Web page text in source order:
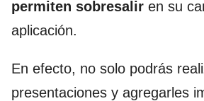
permiten sobresalir en su
aplicación.
En efecto, no solo podrás
presentaciones y agregarles